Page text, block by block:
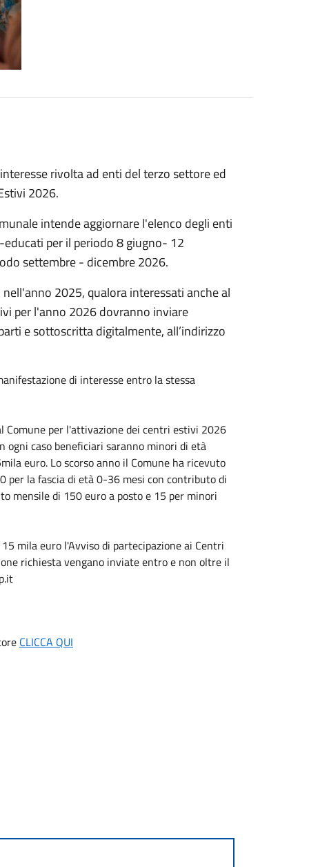
rivolta ad enti del terzo settore ed
2026.
intende aggiornare l'elenco degli enti
per il periodo 8 giugno- 12
settembre - dicembre 2026.
2025, qualora interessati anche al
per l'anno 2026 dovranno inviare
e sottoscritta digitalmente, all’indirizzo
di interesse entro la stessa
Comune per l'attivazione dei centri estivi 2026
ogni caso beneficiari saranno minori di età
euro. Lo scorso anno il Comune ha ricevuto
la fascia di età 0-36 mesi con contributo di
mensile di 150 euro a posto e 15 per minori
mila euro l'Avviso di partecipazione ai Centri
richiesta vengano inviate entro e non oltre il
CLICCA QUI